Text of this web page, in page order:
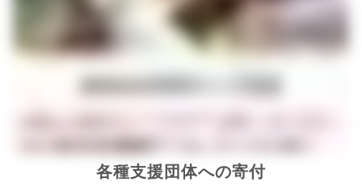
各種支援団体への寄付